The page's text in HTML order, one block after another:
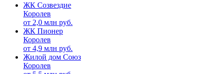
ЖК Созвездие
Королев
от 2,0 млн руб.
ЖК Пионер
Королев
от 4,9 млн руб.
Жилой дом Союз
Королев